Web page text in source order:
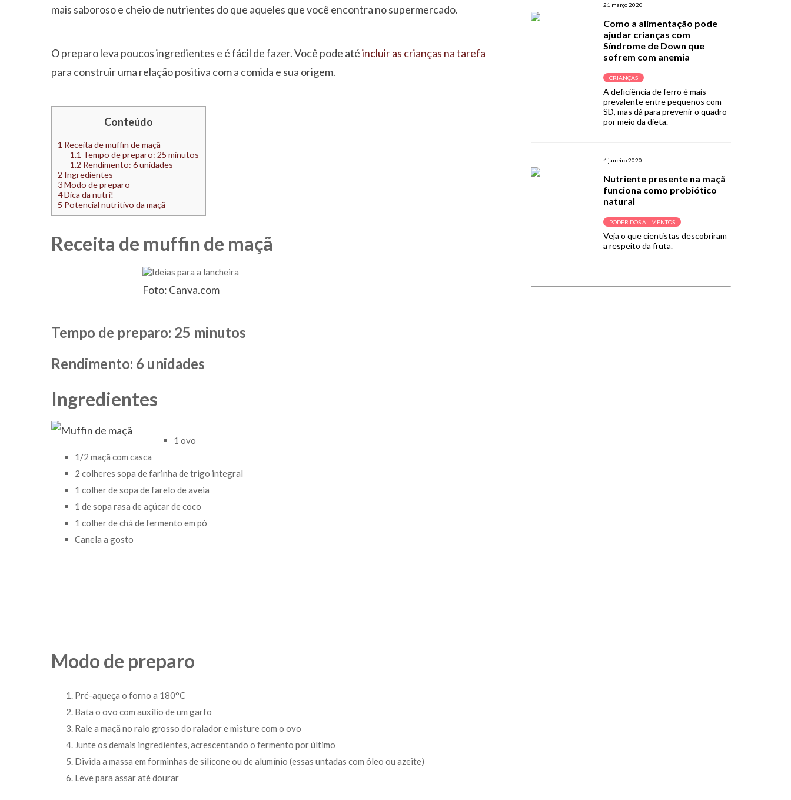
mais saboroso e cheio de nutrientes do que aqueles que você encontra no supermercado.
O preparo leva poucos ingredientes e é fácil de fazer. Você pode atéincluir as crianças na tarefa
para construir uma relação positiva com a comida e sua origem.
Conteúdo
1 Receita de muffin de maçã
1.1 Tempo de preparo: 25 minutos
1.2 Rendimento: 6 unidades
2 Ingredientes
3Modo de preparo
4Dica da nutri!
5 Potencial nutritivo da maçã
Receita de muffin de maçã
Foto: Canva.com
Tempo de preparo: 25 minutos
Rendimento: 6 unidades
Ingredientes
1 ovo
1/2 maçã com casca
2 colheres sopa de farinha de trigo integral
1 colher de sopa de farelo de aveia
1 de sopa rasa de açúcar de coco
1 colher de chá de fermento em pó
Canela a gosto
Modo de preparo
Pré-aqueça o forno a 180°C
Bata o ovo com auxílio de um garfo
Rale a maçã no ralo grosso do ralador e misture com o ovo
Junte os demais ingredientes, acrescentando o fermento por último
Divida a massa em forminhas de silicone ou de alumínio (essas untadas com óleo ou azeite)
Leve para assar até dourar
21 março 2020
Como a alimentação pode
ajudar crianças com
Síndrome de Down que
sofrem com anemia
CRIANÇAS
A deficiência de ferro é mais
prevalente entre pequenos com
SD, mas dá para prevenir o quadro
por meio da dieta.
4 janeiro 2020
Nutriente presente na maçã
funciona como probiótico
natural
PODER DOS ALIMENTOS
Veja o que cientistas descobriram
a respeito da fruta.